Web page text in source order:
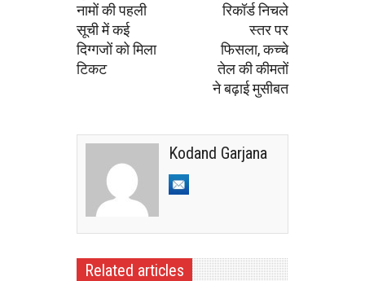
नामों की पहली
सूची में कई
दिग्गजों को मिला
टिकट
रिकॉर्ड निचले
स्तर पर
फिसला, कच्चे
तेल की कीमतों
ने बढ़ाई मुसीबत
Kodand Garjana
Related articles